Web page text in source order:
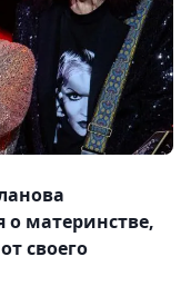
о материнстве,
своего